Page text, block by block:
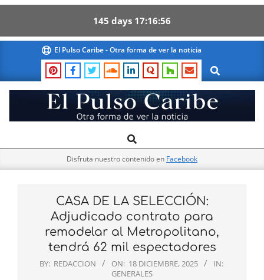
145 days 17 16 55
content
El Pulso Caribe - Otra forma de ver la noticia
Search
El
Pulso
Navigation
Search
Disfruta nuestro contenido en Facebook
CASA DE LA SELECCIÓN:
Adjudicado contrato para
remodelar al Metropolitano,
tendrá 62 mil espectadores
BY: REDACCION ON: 18 DICIEMBRE, 2025
IN:
GENERALES